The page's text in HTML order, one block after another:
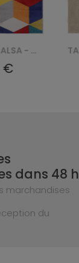
dans 48 h
marchandises
du